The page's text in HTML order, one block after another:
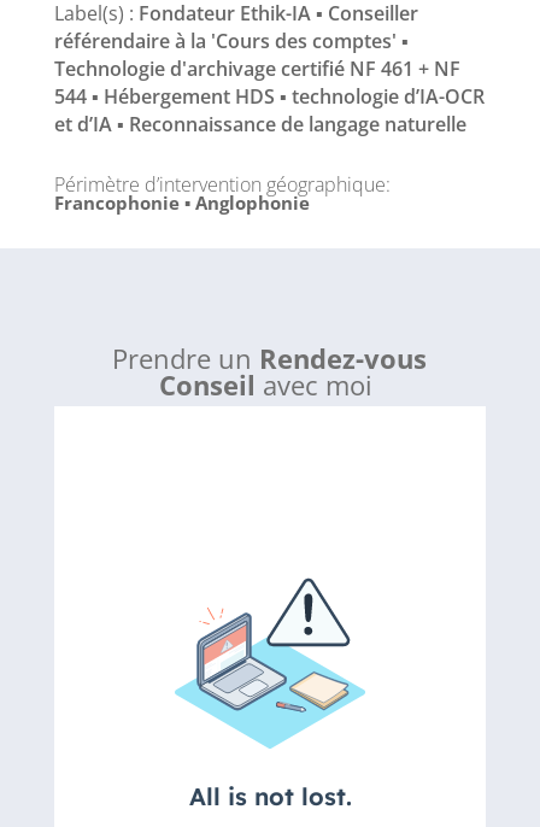
Label(s) : Fondateur Ethik-IA ▪ Conseiller
référendaire à la 'Cours des comptes' ▪
Technologie d'archivage certifié NF 461 + NF
544 ▪ Hébergement HDS ▪ technologie d’IA-OCR
et d’IA ▪ Reconnaissance de langage naturelle
Périmètre d’intervention géographique:
Francophonie ▪ Anglophonie
Prendre un Rendez-vous
Conseil avec moi